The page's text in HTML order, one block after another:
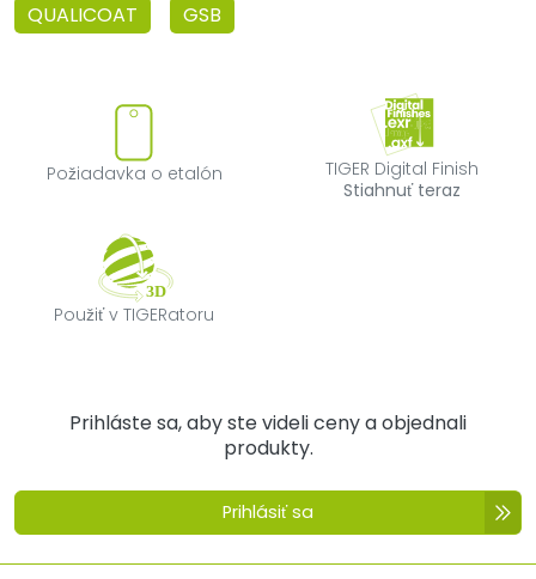
QUALICOAT
GSB
Požiadavka o etalón
Požiadavka o etalón
TIGER Digital
TIGER Digital Finish
Stiahnuť teraz
Použiť v TIGERatoru
Použiť v TIGERatoru
Prihláste sa, aby ste videli ceny a objednali
produkty.
Prihlásiť sa